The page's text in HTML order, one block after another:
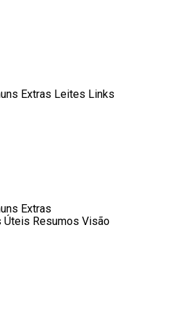
Extras Leites Links
Extras
Úteis Resumos Visão